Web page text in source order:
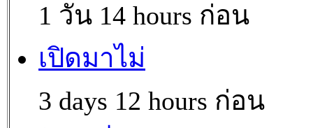
1 วัน 14 hours ก่อน
เปิดมาไม่
3 days 12 hours ก่อน